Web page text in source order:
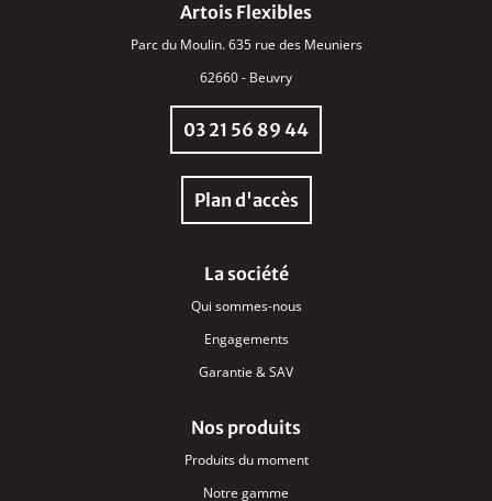
Artois Flexibles
Parc du Moulin. 635 rue des Meuniers
62660 - Beuvry
03 21 56 89 44
Plan d'accès
La société
Qui sommes-nous
Engagements
Garantie & SAV
Nos produits
Produits du moment
Notre gamme